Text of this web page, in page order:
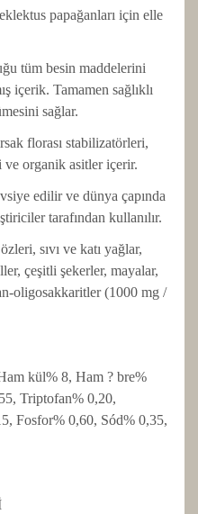
papağanları için elle
tüm besin maddelerini
içerik. Tamamen sağlıklı
sağlar.
florası stabilizatörleri,
organik asitler içerir.
edilir ve dünya çapında
tarafından kullanılır.
sıvı ve katı yağlar,
çeşitli şekerler, mayalar,
oligosakkaritler (1000 mg /
kül% 8, Ham ? bre%
Triptofan% 0,20,
Fosfor% 0,60, Sód% 0,35,